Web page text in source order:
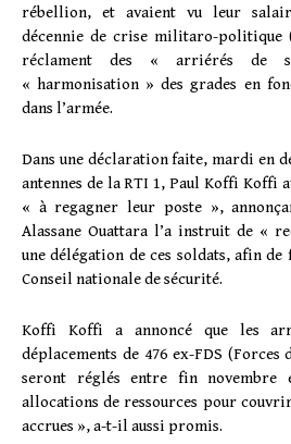
rébellion, et avaient vu leur
décennie de crise militaro-politique
réclament des « arriérés de
« harmonisation » des grades en
dans l’armée.
Dans une déclaration faite, mardi en
antennes de la RTI 1, Paul Koffi Koffi
« à regagner leur poste »,
Alassane Ouattara l’a instruit de «
une délégation de ces soldats, afin
Conseil nationale de sécurité.
Koffi Koffi a annoncé que les
déplacements de 476 ex-FDS (Forces
seront réglés entre fin novembre
allocations de ressources pour
accrues », a-t-il aussi promis.